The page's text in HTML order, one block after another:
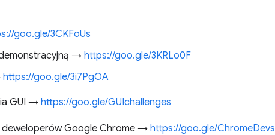
goo.gle/3CKFoUs
→ https://goo.gle/3KRLo0F
https://goo.gle/3i7PgOA
GUI →https://goo.gle/GUIchallenges
deweloperów Google Chrome → https://goo.gle/ChromeDevs